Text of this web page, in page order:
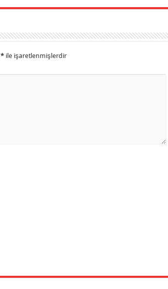
*ile işaretlenmişlerdir